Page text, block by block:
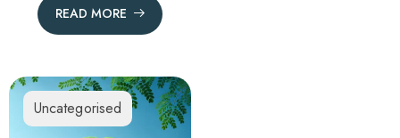
READ MORE
Uncategorised